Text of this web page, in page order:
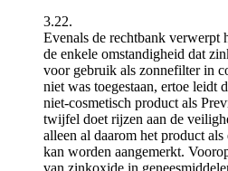
3.22.
Evenals de rechtbank verwerpt
de enkele omstandigheid dat
voor gebruik als zonnefilter in
niet was toegestaan, ertoe leidt
niet-cosmetisch product als
twijfel doet rijzen aan de
alleen al daarom het product
kan worden aangemerkt.